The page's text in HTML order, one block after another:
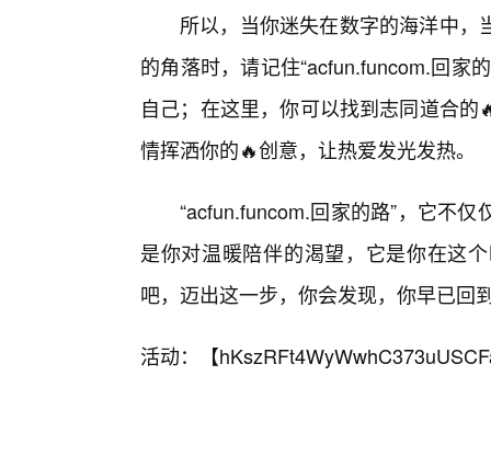
所以，当你迷失在数字的海洋中
的角落时，请记住“acfun.funcom.回家
自己；在这里，你可以找到志同道合
情挥洒你的🔥创意，让热爱发光发热。
“acfun.funcom.回家的路”，它不
是你对温暖陪伴的渴望，它是你在这
吧，迈出这一步，你会发现，你早已回
活动：【